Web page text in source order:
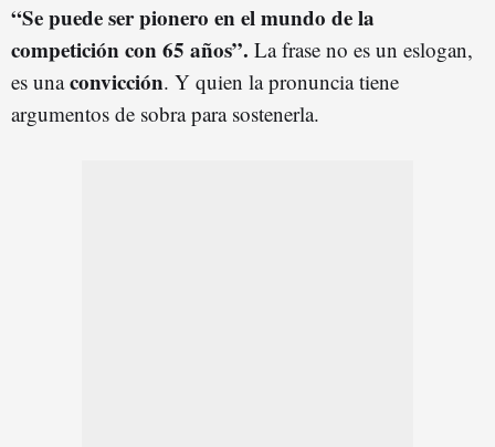
“Se puede ser pionero en el mundo de la
competición con 65 años”. La frase no es un eslogan,
es unaconvicción. Y quien la pronuncia tiene
argumentos de sobra para sostenerla.